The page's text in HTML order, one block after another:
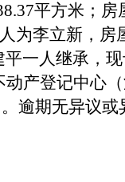
平方米；房
为李立新，房
一人继承，
产登记中心
逾期无异议或